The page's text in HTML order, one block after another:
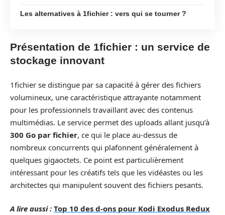
Les alternatives à 1fichier : vers qui se tourner ?
Présentation de 1fichier : un service de
stockage innovant
1fichier se distingue par sa capacité à gérer des fichiers
volumineux, une caractéristique attrayante notamment
pour les professionnels travaillant avec des contenus
multimédias. Le service permet des uploads allant jusqu’à
300 Go par fichier, ce qui le place au-dessus de
nombreux concurrents qui plafonnent généralement à
quelques gigaoctets. Ce point est particulièrement
intéressant pour les créatifs tels que les vidéastes ou les
architectes qui manipulent souvent des fichiers pesants.
A lire aussi : Top 10 des d-ons pour Kodi Exodus Redux